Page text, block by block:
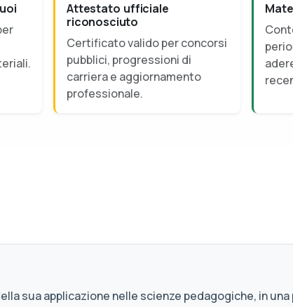
Attestato ufficiale
riconosciuto
Certificato valido per concorsi
pubblici, progressioni di
carriera e aggiornamento
professionale.
sua applicazione nelle scienze pedagogiche, in